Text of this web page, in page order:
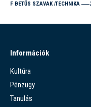
F BETŰS SZAVAK TECHNIKA
Információk
Kultúra
Pénzügy
Tanulás